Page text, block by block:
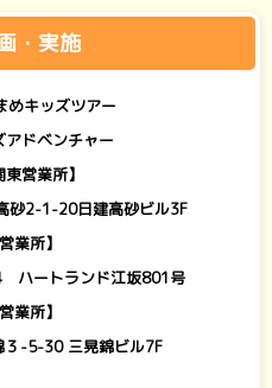
・実施
めキッズツアー
アドベンチャー
東営業所】
砂2-1-20日建高砂ビル3F
業所】
ハートランド江坂801号
業所】
３-5-30 三晃錦ビル7F